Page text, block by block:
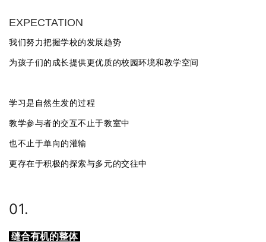
EXPECTATION
我们努力把握学校的发展趋势
为孩子们的成长提供更优质的校园环境和教学空间
学习是自然生发的过程
教学参与者的交互不止于教室中
也不止于单向的灌输
更存在于积极的探索与多元的交往中
01.
缝合有机的整体